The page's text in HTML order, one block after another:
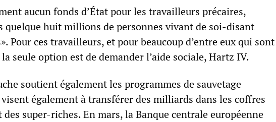
aucun fonds d’État pour les travailleurs précaires,
quelque huit millions de personnes vivant de soi-disant
Pour ces travailleurs, et pour beaucoup d’entre eux qui sont
seule option est de demander l’aide sociale, Hartz IV.
soutient également les programmes de sauvetage
également à transférer des milliards dans les coffres
des super-riches. En mars, la Banque centrale européenne